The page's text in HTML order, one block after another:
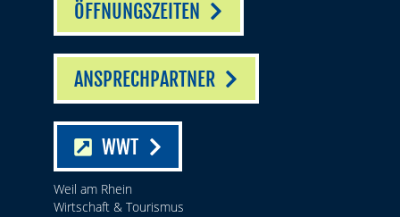
ÖFFNUNGSZEITEN
ANSPRECHPARTNER
WWT
Weil am Rhein
Wirtschaft & Tourismus